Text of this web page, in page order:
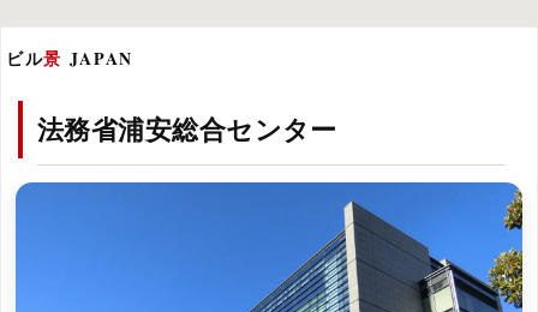
ビル景 JAPAN
法務省浦安総合センター